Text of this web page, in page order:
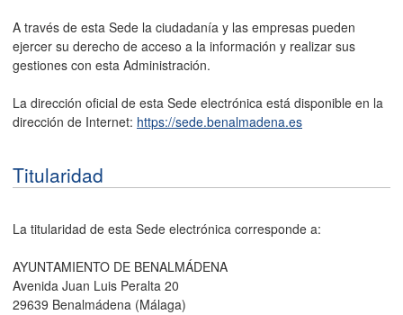
A través de esta Sede la ciudadanía y las empresas pueden
ejercer su derecho de acceso a la información y realizar sus
gestiones con esta Administración.
La dirección oficial de esta Sede electrónica está disponible en la
dirección de Internet: https://sede.benalmadena.es
Titularidad
La titularidad de esta Sede electrónica corresponde a:
AYUNTAMIENTO DE BENALMÁDENA
Avenida Juan Luis Peralta 20
29639 Benalmádena (Málaga)